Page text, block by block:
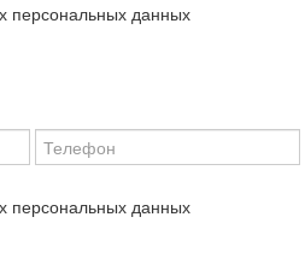
персональных данных
персональных данных